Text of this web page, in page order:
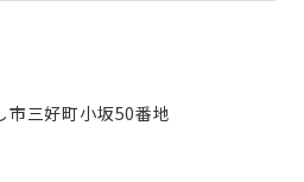
三好町小坂50番地